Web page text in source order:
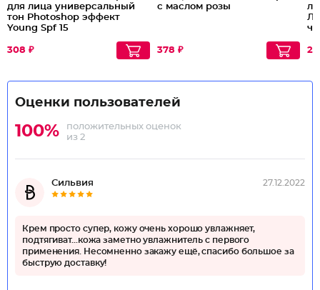
для лица универсальный
тон Photoshop эффект
Young Spf 15
308 ₽
с маслом розы
378 ₽
Оценки пользователей
100%
положительных оценок
из 2
Сильвия 27.12.2022
Крем просто супер, кожу очень хорошо увлажняет,
подтягиват...кожа заметно увлажнитель с первого
применения. Несомненно закажу ещё, спасибо большое за
быструю доставку!